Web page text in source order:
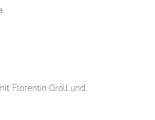
Florentin Groll und